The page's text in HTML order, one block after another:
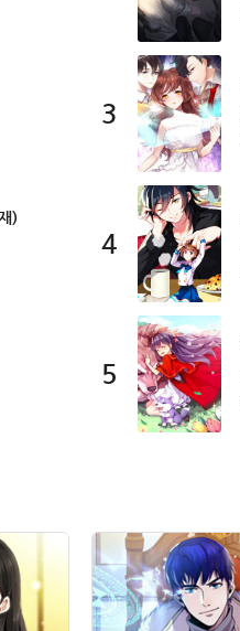
)
3
4
5